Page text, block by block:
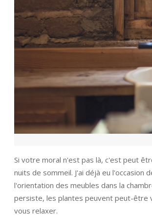
Si votre moral n'est pas là, c'est peut
nuits de sommeil. J'ai déjà eu
l'orientation des meubles dans la
persiste, les plantes peuvent peut-être
vous relaxer.